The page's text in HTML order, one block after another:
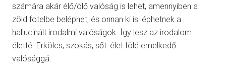
számára akár élő/ölő valóság is lehet, amennyiben a
zöld fotelbe beléphet, és onnan ki is léphetnek a
hallucinált irodalmi valóságok. Így lesz az irodalom
életté. Erkölcs, szokás, sőt: élet fölé emelkedő
valósággá.